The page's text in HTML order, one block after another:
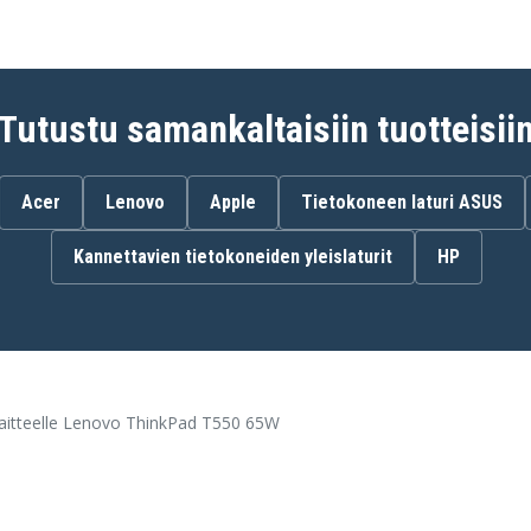
samankaltaisiin
Acer Lenovo Apple Tietokoneen laturi ASUS
Kannettavien tietokoneiden yleislaturit HP
Lenovo ThinkPad T550 65W